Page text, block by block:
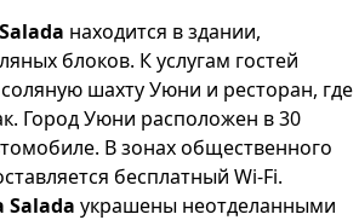
находится в здании,
блоков. К услугам гостей
шахту Уюни и ресторан, где
Город Уюни расположен в 30
В зонах общественного
бесплатный Wi-Fi.
Salada украшены неотделанными